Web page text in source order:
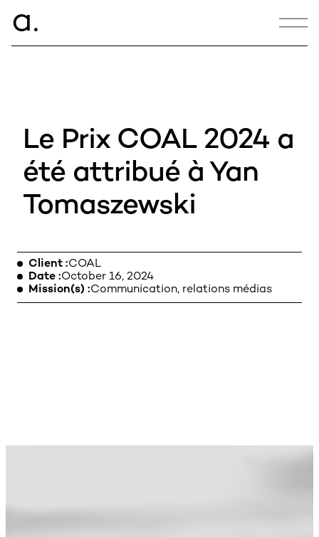
a
Le Prix COAL 2024 a
été attribué à Yan
Tomaszewski
Client COAL
Date October 16, 2024
Mission(s) Communication, relations médias
hello@armance.co
+33 1 40 57 00 00
75017 Paris, France